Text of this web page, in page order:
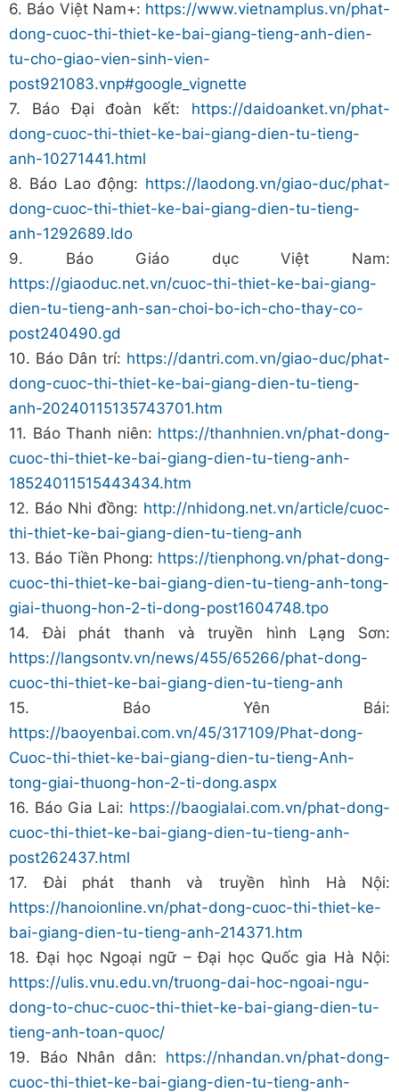
6. Báo Việt Nam+: https://www.vietnamplus.vn/phat-
dong-cuoc-thi-thiet-ke-bai-giang-tieng-anh-dien-
tu-cho-giao-vien-sinh-vien-
post921083.vnp#google_vignette
7. Báo Đại đoàn kết: https://daidoanket.vn/phat-
dong-cuoc-thi-thiet-ke-bai-giang-dien-tu-tieng-
anh-10271441.html
8. Báo Lao động: https://laodong.vn/giao-duc/phat-
dong-cuoc-thi-thiet-ke-bai-giang-dien-tu-tieng-
anh-1292689.ldo
9. Báo Giáo dục Việt Nam:
https://giaoduc.net.vn/cuoc-thi-thiet-ke-bai-giang-
dien-tu-tieng-anh-san-choi-bo-ich-cho-thay-co-
post240490.gd
10. Báo Dân trí: https://dantri.com.vn/giao-duc/phat-
dong-cuoc-thi-thiet-ke-bai-giang-dien-tu-tieng-
anh-20240115135743701.htm
11. Báo Thanh niên: https://thanhnien.vn/phat-dong-
cuoc-thi-thiet-ke-bai-giang-dien-tu-tieng-anh-
18524011515443434.htm
12. Báo Nhi đồng: http://nhidong.net.vn/article/cuoc-
thi-thiet-ke-bai-giang-dien-tu-tieng-anh
13. Báo Tiền Phong: https://tienphong.vn/phat-dong-
cuoc-thi-thiet-ke-bai-giang-dien-tu-tieng-anh-tong-
giai-thuong-hon-2-ti-dong-post1604748.tpo
14. Đài phát thanh và truyền hình Lạng Sơn:
https://langsontv.vn/news/455/65266/phat-dong-
cuoc-thi-thiet-ke-bai-giang-dien-tu-tieng-anh
15. Báo Yên Bái:
https://baoyenbai.com.vn/45/317109/Phat-dong-
Cuoc-thi-thiet-ke-bai-giang-dien-tu-tieng-Anh-
tong-giai-thuong-hon-2-ti-dong.aspx
16. Báo Gia Lai: https://baogialai.com.vn/phat-dong-
cuoc-thi-thiet-ke-bai-giang-dien-tu-tieng-anh-
post262437.html
17. Đài phát thanh và truyền hình Hà Nội:
https://hanoionline.vn/phat-dong-cuoc-thi-thiet-ke-
bai-giang-dien-tu-tieng-anh-214371.htm
18. Đại học Ngoại ngữ – Đại học Quốc gia Hà Nội:
https://ulis.vnu.edu.vn/truong-dai-hoc-ngoai-ngu-
dong-to-chuc-cuoc-thi-thiet-ke-bai-giang-dien-tu-
tieng-anh-toan-quoc/
19. Báo Nhân dân: https://nhandan.vn/phat-dong-
cuoc-thi-thiet-ke-bai-giang-dien-tu-tieng-anh-